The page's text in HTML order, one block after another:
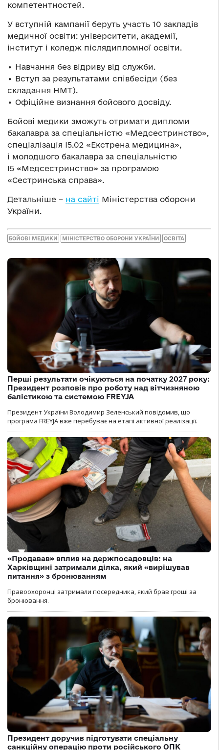
компетентностей.
У вступній кампанії беруть участь 10 закладів
медичної освіти: університети, академії,
інститут і коледж післядипломної освіти.
• Навчання без відриву від служби.
• Вступ за результатами співбесіди (без
складання НМТ).
• Офіційне визнання бойового досвіду.
Бойові медики зможуть отримати дипломи
бакалавра за спеціальністю «Медсестринство»,
спеціалізація І5.02 «Екстрена медицина»,
і молодшого бакалавра за спеціальністю
І5 «Медсестринство» за програмою
«Сестринська справа».
Детальніше – на сайті Міністерства оборони
України.
БОЙОВІ МЕДИКИ МІНІСТЕРСТВО ОБОРОНИ УКРАЇНИ ОСВІТА
Перші результати очікуються на початку 2027 року:
Президент розповів про роботу над вітчизняною
балістикою та системою FREYJA
Президент України Володимир Зеленський повідомив, що
програма FREYJA вже перебуває на етапі активної реалізації.
«Продавав» вплив на держпосадовців: на
Харківщині затримали ділка, який «вирішував
питання» з бронюванням
Правоохоронці затримали посередника, який брав гроші за
бронювання.
Президент доручив підготувати спеціальну
санкційну операцію проти російського ОПК